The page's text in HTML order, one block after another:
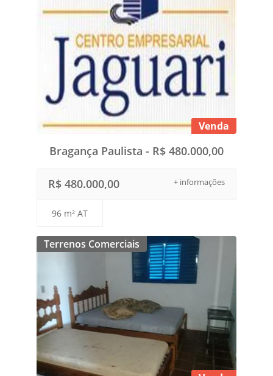
Venda
Bragança Paulista - R$ 480.000,00
+ informações
R$ 480.000,00
96 m² AT
Terrenos Comerciais